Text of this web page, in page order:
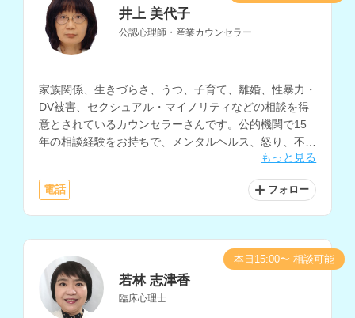
井上 美代子
公認心理師・産業カウンセラー
家族関係、生きづらさ、うつ、子育て、離婚、性暴力・
DV被害、セクシュアル・マイノリティなどの相談を得
意とされているカウンセラーさんです。公的機関で15
年の相談経験をお持ちで、メンタルヘルス、怒り、不
安、自己嫌悪、自分に自信がないなどの悩みにも対応さ
もっと見る
電話 フォロー
若林 志津香
臨床心理士
本日15:00〜 相談可能